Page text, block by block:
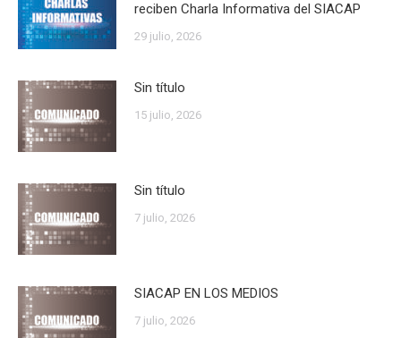
reciben Charla Informativa del SIACAP
29 julio, 2026
Sin título
15 julio, 2026
Sin título
7 julio, 2026
SIACAP EN LOS MEDIOS
7 julio, 2026